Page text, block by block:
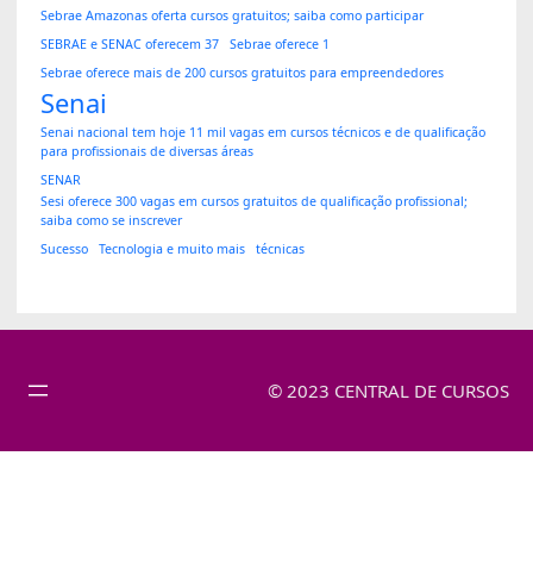
Sebrae Amazonas oferta cursos gratuitos; saiba como participar
SEBRAE e SENAC oferecem 37
Sebrae oferece 1
Sebrae oferece mais de 200 cursos gratuitos para empreendedores
Senai
Senai nacional tem hoje 11 mil vagas em cursos técnicos e de qualificação
para profissionais de diversas áreas
SENAR
Sesi oferece 300 vagas em cursos gratuitos de qualificação profissional;
saiba como se inscrever
Sucesso
Tecnologia e muito mais técnicas
© 2023 CENTRAL DE CURSOS